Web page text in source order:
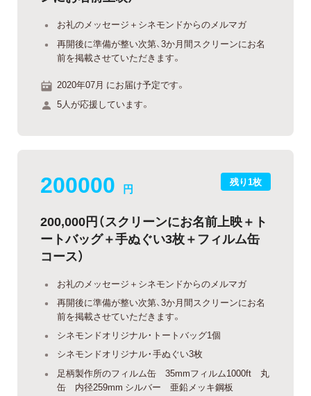
お礼のメッセージ＋シネモンドからのメルマガ
再開後に準備が整い次第、3か月間スクリーンにお名
前を掲載させていただきます。
2020年07月 にお届け予定です。
5人が応援しています。
残り1枚
200000 円
200,000円（スクリーンにお名前上映＋ト
ートバッグ＋手ぬぐい3枚＋フィルム缶
コース）
お礼のメッセージ＋シネモンドからのメルマガ
再開後に準備が整い次第、3か月間スクリーンにお名
前を掲載させていただきます。
シネモンドオリジナル・トートバッグ1個
シネモンドオリジナル・手ぬぐい3枚
足柄製作所のフィルム缶 35mmフィルム1000ft 丸
缶 内径259mm シルバー 亜鉛メッキ鋼板